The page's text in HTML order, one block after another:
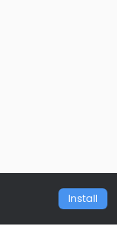
Install